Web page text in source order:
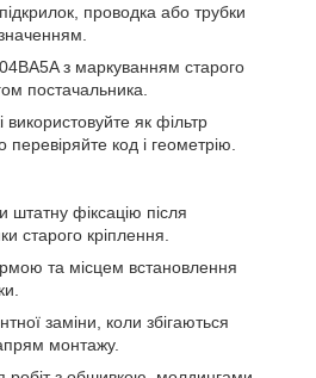
проводка або трубки
з маркуванням старого
постачальника.
як фільтр
перевіряйте код і геометрію.
штатну фіксацію після
старого кріплення.
та місцем встановлення
заміни, коли збігаються
монтажу.